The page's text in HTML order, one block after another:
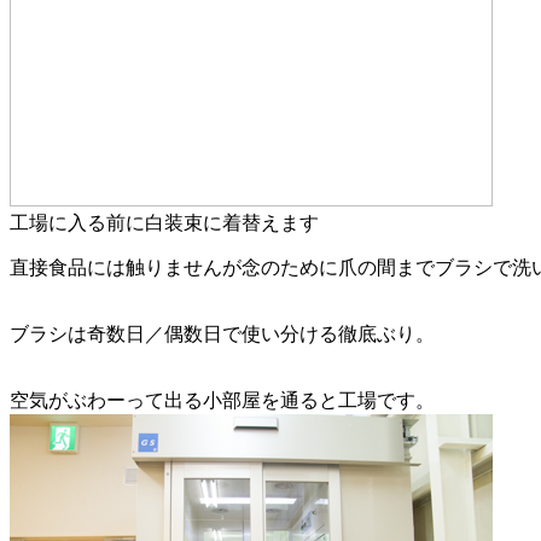
工場に入る前に白装束に着替えます
直接食品には触りませんが念のために爪の間までブラシで洗
ブラシは奇数日／偶数日で使い分ける徹底ぶり。
空気がぶわーって出る小部屋を通ると工場です。